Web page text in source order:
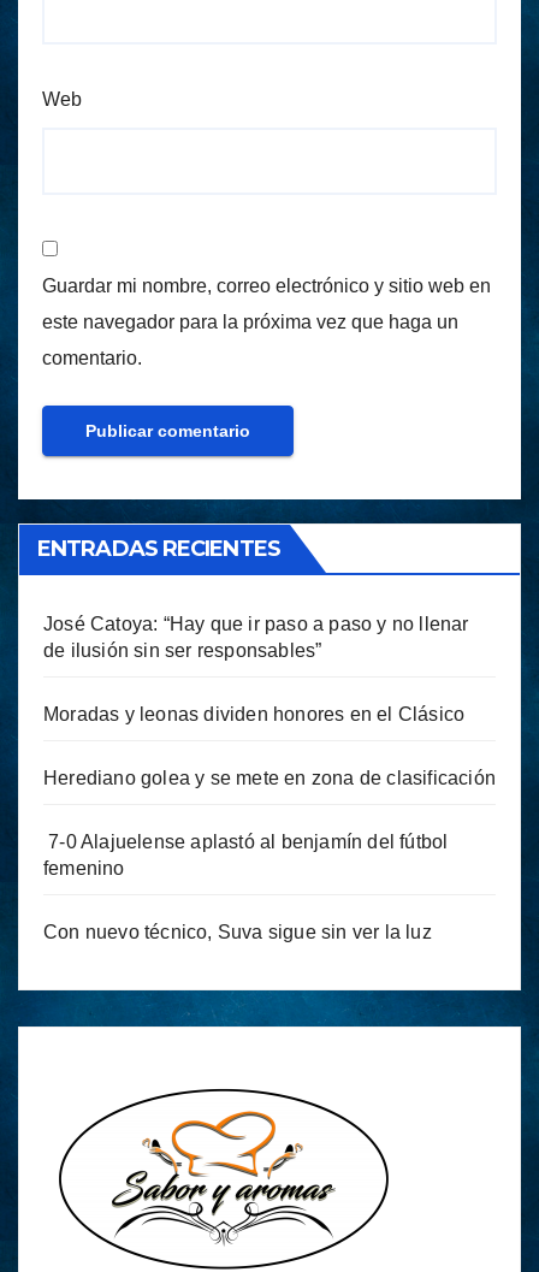
Web
Guardar mi nombre, correo electrónico y sitio web en
este navegador para la próxima vez que haga un
comentario.
ENTRADAS RECIENTES
José Catoya: “Hay que ir paso a paso y no llenar
de ilusión sin ser responsables”
Moradas y leonas dividen honores en el Clásico
Herediano golea y se mete en zona de clasificación
7-0 Alajuelense aplastó al benjamín del fútbol
femenino
Con nuevo técnico, Suva sigue sin ver la luz